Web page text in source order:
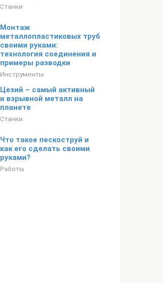
Станки
Монтаж
металлопластиковых труб
своими руками:
технология соединения и
примеры разводки
Инструменты
Цезий – самый активный
и взрывной металл на
планете
Станки
Что такое пескоструй и
как его сделать своими
руками?
Работы